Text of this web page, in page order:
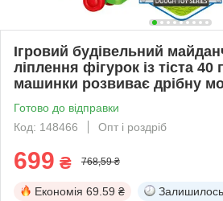
Ігровий будівельний
ліплення фігурок із тіста 40
машинки розвиває дрібну
Готово до відправки
Код: 148466
Опт і роздріб
699 ₴ 768,59 ₴
Економія 69.59 ₴ Залишилось